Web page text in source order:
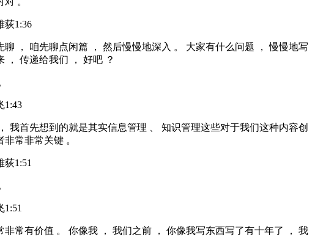
荻1:36
聊 ， 咱先聊点闲篇 ， 然后慢慢地深入 。 大家有什么问题 ， 慢慢地写
， 传递给我们 ， 好吧 ？
1:43
我首先想到的就是其实信息管理 、 知识管理这些对于我们这种内容创
非常非常关键 。
荻1:51
1:51
非常有价值 。 你像我 ， 我们之前 ， 你像我写东西写了有十年了 ， 我